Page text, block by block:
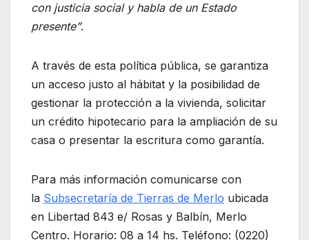
con justicia social y habla de un Estado
presente”.
A través de esta política pública, se garantiza
un acceso justo al hábitat y la posibilidad de
gestionar la protección a la vivienda, solicitar
un crédito hipotecario para la ampliación de su
casa o presentar la escritura como garantía.
Para más información comunicarse con
la Subsecretaría de Tierras de Merlo ubicada
en Libertad 843 e/ Rosas y Balbín, Merlo
Centro. Horario: 08 a 14 hs. Teléfono: (0220)